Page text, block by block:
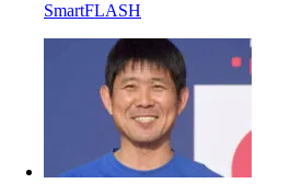
SmartFLASH